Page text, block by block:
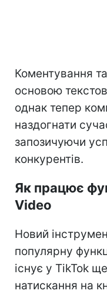
Коментування
основою
однак тепер
наздогнати
запозичуючи
конкурентів.
Як працює
Video
Новий
популярну
існує у TikTok
натискання на